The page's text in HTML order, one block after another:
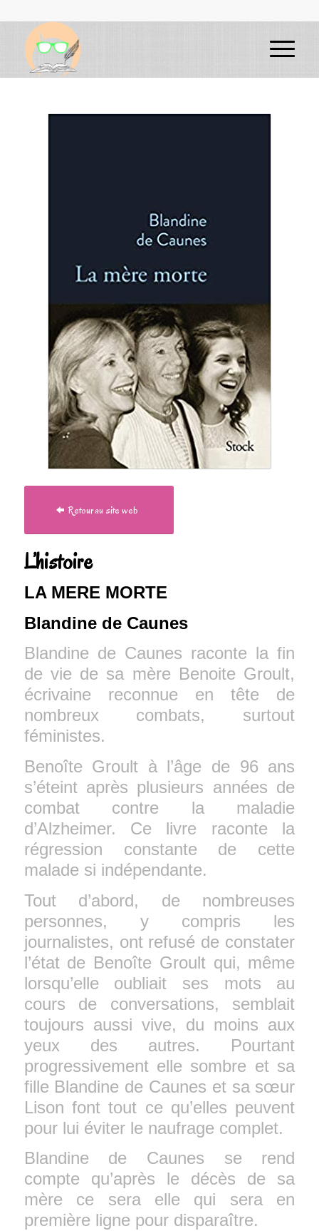
Retour au site web
L’histoire
LA MERE MORTE
Blandine de Caunes
Blandine de Caunes raconte la fin
de vie de sa mère Benoite Groult,
écrivaine reconnue en tête de
nombreux combats, surtout
féministes.
Benoîte Groult à l’âge de 96 ans
s’éteint après plusieurs années de
combat contre la maladie
d’Alzheimer. Ce livre raconte la
régression constante de cette
malade si indépendante.
Tout d’abord, de nombreuses
personnes, y compris les
journalistes, ont refusé de constater
l’état de Benoîte Groult qui, même
lorsqu’elle oubliait ses mots au
cours de conversations, semblait
toujours aussi vive, du moins aux
yeux des autres. Pourtant
progressivement elle sombre et sa
fille Blandine de Caunes et sa sœur
Lison font tout ce qu’elles peuvent
pour lui éviter le naufrage complet.
Blandine de Caunes se rend
compte qu’après le décès de sa
mère ce sera elle qui sera en
première ligne pour disparaître.